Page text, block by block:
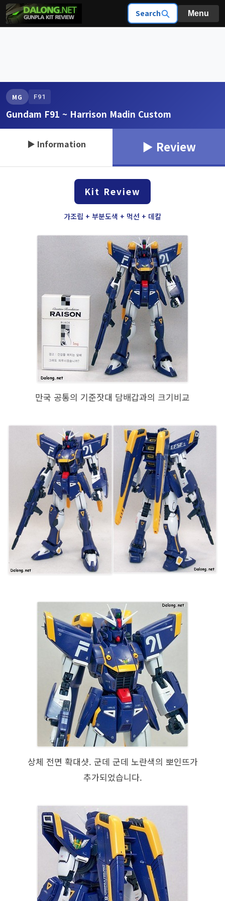
Search Menu
MG F91
Gundam F91 ~ Harrison Madin Custom
▶ Information ▶ Review
Kit Review
가조립 + 부분도색 + 먹선 + 데칼
만국 공통의 기준잣대 담배갑과의 크기비교
상체 전면 확대샷. 군데 군데 노란색의 뽀인뜨가
추가되었습니다.